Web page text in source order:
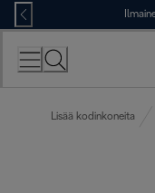
Skip
to
Content
Lisää kodinkoneita